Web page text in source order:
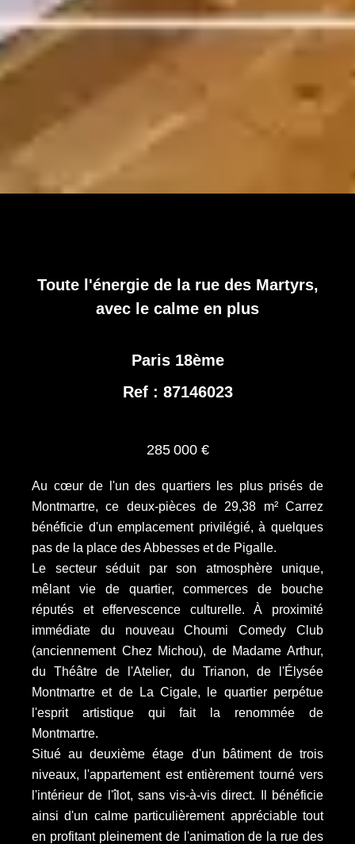
Toute l'énergie de la rue des Martyrs,
avec le calme en plus
Paris 18ème
Ref : 87146023
285 000 €
Au cœur de l'un des quartiers les plus prisés de
Montmartre, ce deux-pièces de 29,38 m² Carrez
bénéficie d'un emplacement privilégié, à quelques
pas de la place des Abbesses et de Pigalle.
Le secteur séduit par son atmosphère unique,
mêlant vie de quartier, commerces de bouche
réputés et effervescence culturelle. À proximité
immédiate du nouveau Choumi Comedy Club
(anciennement Chez Michou), de Madame Arthur,
du Théâtre de l'Atelier, du Trianon, de l'Élysée
Montmartre et de La Cigale, le quartier perpétue
l'esprit artistique qui fait la renommée de
Montmartre.
Situé au deuxième étage d'un bâtiment de trois
niveaux, l'appartement est entièrement tourné vers
l'intérieur de l'îlot, sans vis-à-vis direct. Il bénéficie
ainsi d'un calme particulièrement appréciable tout
en profitant pleinement de l'animation de la rue des